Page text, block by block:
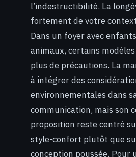
l’indestructibilité. La
fortement de votre
Dans un foyer avec
animaux, certains
plus de précautions. La
à intégrer des
environnementales dans
communication, mais son
proposition reste centré
style-confort plutôt que
conception poussée. Pour